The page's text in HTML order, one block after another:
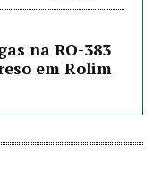
na RO-383
em Rolim